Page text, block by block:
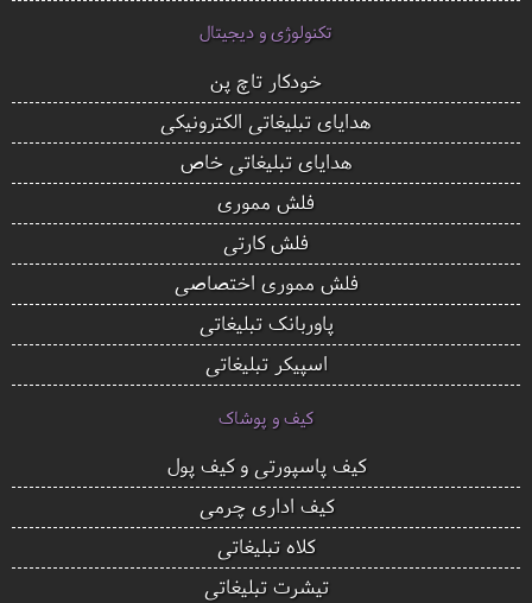
تکنولوژی و دیجیتال
خودکار تاچ پن
هدایای تبلیغاتی الکترونیکی
هدایای تبلیغاتی خاص
فلش مموری
فلش کارتی
فلش مموری اختصاصی
پاوربانک تبلیغاتی
اسپیکر تبلیغاتی
کیف و پوشاک
کیف پاسپورتی و کیف پول
کیف اداری چرمی
کلاه تبلیغاتی
تیشرت تبلیغاتی